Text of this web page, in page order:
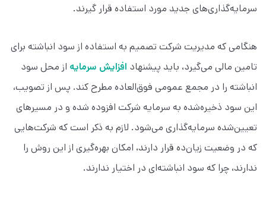
سرمایه‌گذاری‌های جدید مورد استفاده قرار گیرند.
هنگامی که مدیریت شرکت تصمیم به استفاده از سود انباشته برای
تامین مالی می‌گیرد، باید پیشنهاد افزایش سرمایه از محل سود
انباشته را در مجمع عمومی فوق‌العاده مطرح کند. پس از تصویب،
این سود ذخیره‌شده به سرمایه شرکت افزوده شده و در مسیرهای
تعیین‌شده سرمایه‌گذاری می‌شود. لازم به ذکر است که شرکت‌هایی
که در وضعیت زیان‌ده قرار دارند، امکان بهره‌گیری از این روش را
ندارند، چرا که سود انباشته‌ای در اختیار ندارند.